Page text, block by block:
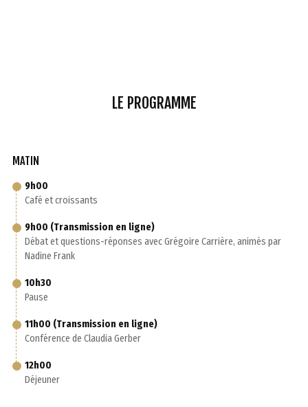
LE PROGRAMME
MATIN
9h00
Café et croissants
9h00 (Transmission en ligne)
Débat et questions-réponses avec Grégoire Carrière, animés par
Nadine Frank
10h30
Pause
11h00 (Transmission en ligne)
Conférence de Claudia Gerber
12h00
Déjeuner